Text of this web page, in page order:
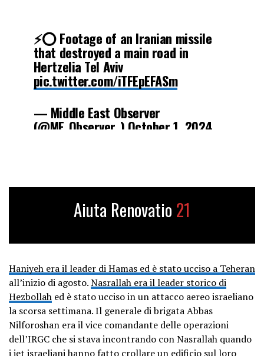
⚡️⭕️ Footage of an Iranian missile
that destroyed a main road in
Hertzelia Tel Aviv
pic.twitter.com/iTFEpEFASm
— Middle East Observer
(@ME_Observer_) October 1, 2024
Aiuta Renovatio 21
Haniyeh era il leader di Hamas ed è stato ucciso a Teheran
all’inizio di agosto.Nasrallah era il leader storico di
Hezbollah ed è stato ucciso in un attacco aereo israeliano
la scorsa settimana. Il generale di brigata Abbas
Nilforoshan era il vice comandante delle operazioni
dell’IRGC che si stava incontrando con Nasrallah quando
i jet israeliani hanno fatto crollare un edificio sul loro